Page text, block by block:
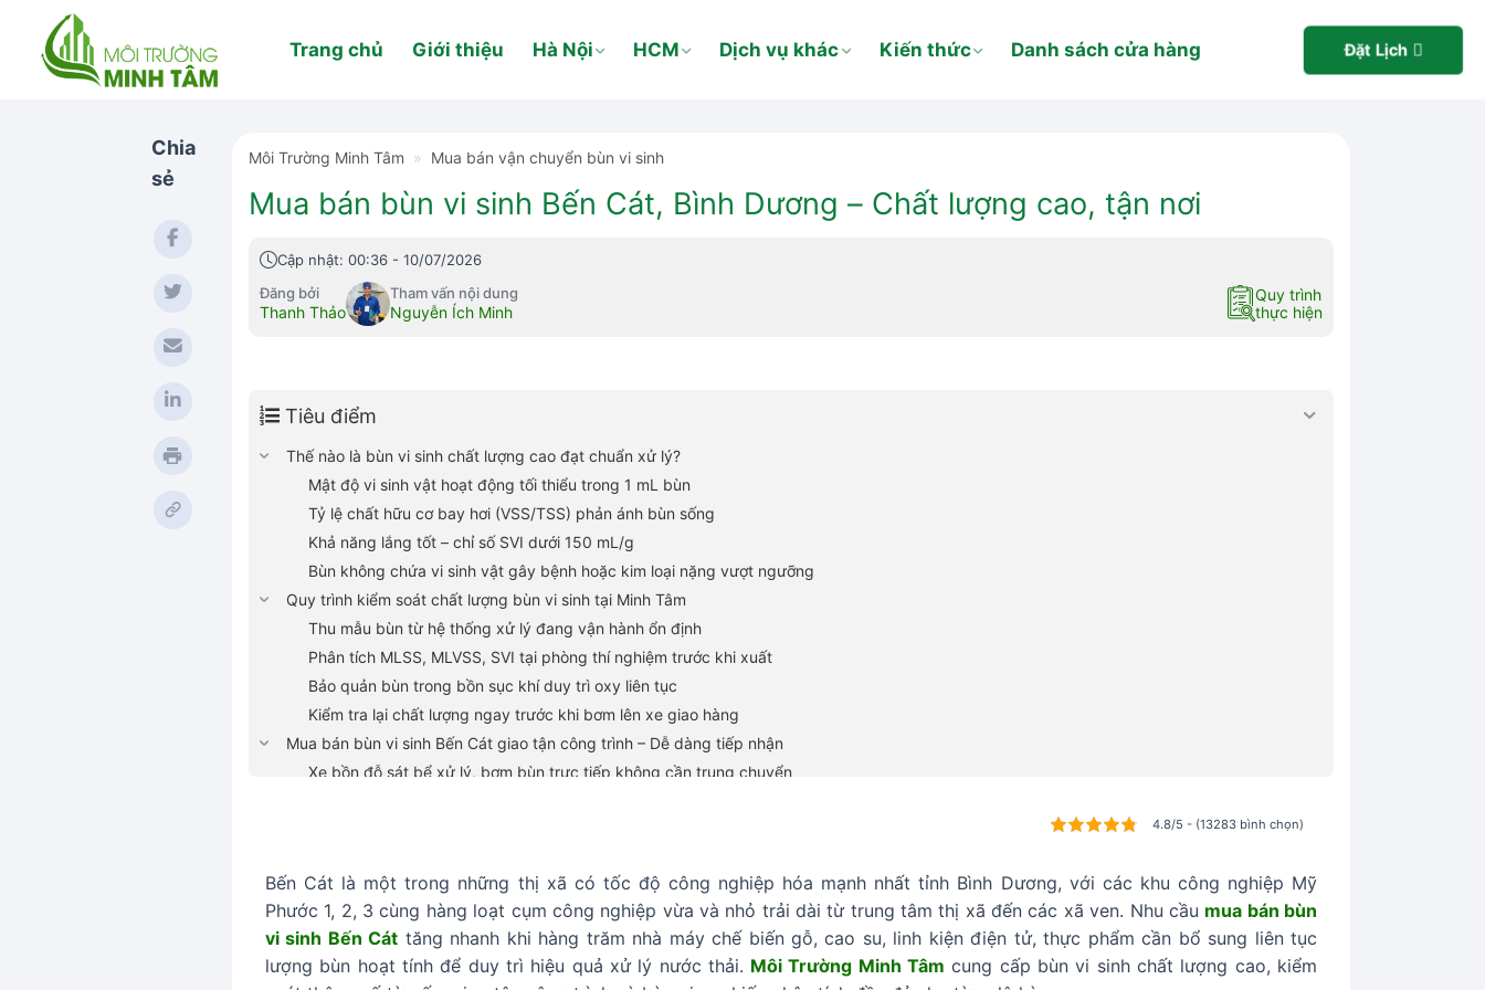
content
Trang chủ Giới thiệu Hà Nội HCM Dịch vụ khác Kiến thức Danh sách cửa hàng Đặt Lịch
Chia
sẻ
Môi Trường Minh Tâm » Mua bán vận chuyển bùn vi sinh
Mua bán bùn vi sinh Bến Cát, Bình Dương – Chất lượng cao, tận nơi
Cập nhật: 00:36 - 10/07/2026
Đăng bởi
Thanh Thảo
Tham vấn nội dung
Nguyễn Ích Minh
Quy trình
thực hiện
Tiêu điểm
Thế nào là bùn vi sinh chất lượng cao đạt chuẩn xử lý?
Mật độ vi sinh vật hoạt động tối thiểu trong 1 mL bùn
Tỷ lệ chất hữu cơ bay hơi (VSS/TSS) phản ánh bùn sống
Khả năng lắng tốt – chỉ số SVI dưới 150 mL/g
Bùn không chứa vi sinh vật gây bệnh hoặc kim loại nặng vượt ngưỡng
Quy trình kiểm soát chất lượng bùn vi sinh tại Minh Tâm
Thu mẫu bùn từ hệ thống xử lý đang vận hành ổn định
Phân tích MLSS, MLVSS, SVI tại phòng thí nghiệm trước khi xuất
Bảo quản bùn trong bồn sục khí duy trì oxy liên tục
Kiểm tra lại chất lượng ngay trước khi bơm lên xe giao hàng
Mua bán bùn vi sinh Bến Cát giao tận công trình – Dễ dàng tiếp nhận
Xe bồn đỗ sát bể xử lý, bơm bùn trực tiếp không cần trung chuyển
Mua bán bùn vi sinh Bến Cát – Phục vụ các ngành công nghiệp trọng điểm
Bùn vi sinh cho nhà máy gỗ, giấy tại KCN Mỹ Phước, Rạch Bắp
Bùn cho hệ thống xử lý nước thải cao su và chế biến mủ
Bùn chuyên dụng cho nhà máy sản xuất linh kiện điện tử
4.8/5 - (13283 bình chọn)
Bến Cát là một trong những thị xã có tốc độ công nghiệp hóa mạnh nhất tỉnh Bình Dương, với các khu công nghiệp Mỹ
Phước 1, 2, 3 cùng hàng loạt cụm công nghiệp vừa và nhỏ trải dài từ trung tâm thị xã đến các xã ven. Nhu cầu mua bán bùn
vi sinh Bến Cát tăng nhanh khi hàng trăm nhà máy chế biến gỗ, cao su, linh kiện điện tử, thực phẩm cần bổ sung liên tục
lượng bùn hoạt tính để duy trì hiệu quả xử lý nước thải. Môi Trường Minh Tâm cung cấp bùn vi sinh chất lượng cao, kiểm